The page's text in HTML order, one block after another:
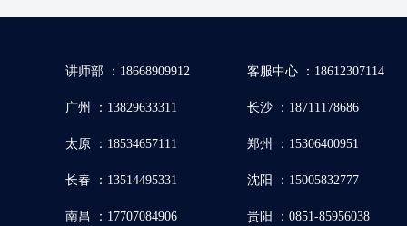
讲师部 ：18668909912 客服中心 ：18612307114
广州 ：13829633311 长沙 ：18711178686
太原 ：18534657111 郑州 ：15306400951
长春 ：13514495331 沈阳 ：15005832777
南昌 ：17707084906 贵阳 ：0851-85956038